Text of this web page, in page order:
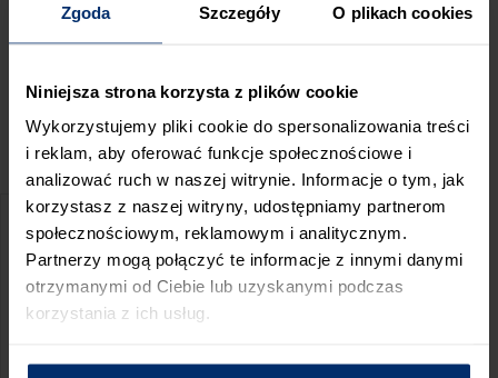
Zgoda Szczegóły O plikach cookies
Niniejsza strona korzysta z plików cookie
Wykorzystujemy pliki cookie do spersonalizowania treści
i reklam, aby oferować funkcje społecznościowe i
analizować ruch w naszej witrynie. Informacje o tym, jak
korzystasz z naszej witryny, udostępniamy partnerom
społecznościowym, reklamowym i analitycznym.
Partnerzy mogą połączyć te informacje z innymi danymi
otrzymanymi od Ciebie lub uzyskanymi podczas
korzystania z ich usług.
ZGŁOŚ BŁĄD
PRZED WIZYTĄ W SKLEPIE POLECAMY: